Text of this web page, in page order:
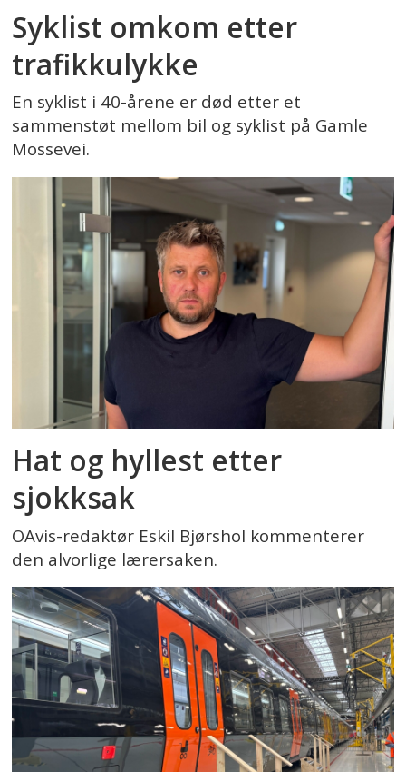
Syklist omkom etter
trafikkulykke
En syklist i 40-årene er død etter et
sammenstøt mellom bil og syklist på Gamle
Mossevei.
Hat og hyllest etter
sjokksak
OAvis-redaktør Eskil Bjørshol kommenterer
den alvorlige lærersaken.